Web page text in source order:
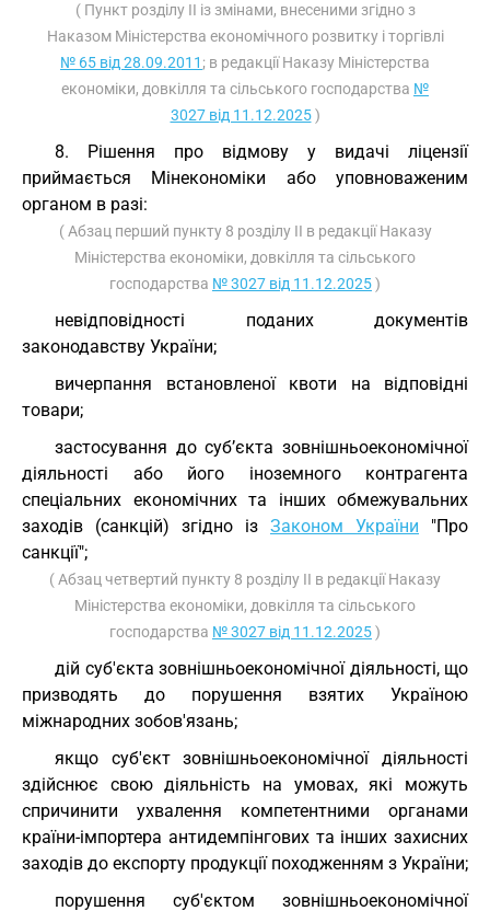
( Пункт розділу II із змінами, внесеними згідно з
Наказом Міністерства економічного розвитку і торгівлі
№ 65 від 28.09.2011 ; в редакції Наказу Міністерства
економіки, довкілля та сільського господарства №
3027 від 11.12.2025)
8. Рішення про відмову у видачі ліцензії
приймається Мінекономіки або уповноваженим
органом в разі:
( Абзац перший пункту 8 розділу II в редакції Наказу
Міністерства економіки, довкілля та сільського
господарства № 3027 від 11.12.2025)
невідповідності поданих документів
законодавству України;
вичерпання встановленої квоти на відповідні
товари;
застосування до суб’єкта зовнішньоекономічної
діяльності або його іноземного контрагента
спеціальних економічних та інших обмежувальних
заходів (санкцій) згідно із Законом України "Про
санкції";
( Абзац четвертий пункту 8 розділу II в редакції Наказу
Міністерства економіки, довкілля та сільського
господарства № 3027 від 11.12.2025)
дій суб'єкта зовнішньоекономічної діяльності, що
призводять до порушення взятих Україною
міжнародних зобов'язань;
якщо суб'єкт зовнішньоекономічної діяльності
здійснює свою діяльність на умовах, які можуть
спричинити ухвалення компетентними органами
країни-імпортера антидемпінгових та інших захисних
заходів до експорту продукції походженням з України;
порушення суб'єктом зовнішньоекономічної